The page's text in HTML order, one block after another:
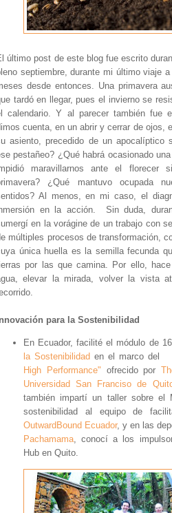
último post de este blog fue escrito
septiembre, durante mi último viaje
desde entonces. Una primavera
tardó en llegar, pues el invierno se
calendario. Y al parecer también fue
cuenta, en un abrir y cerrar de ojos,
asiento, precedido de un apocalíptico
pestañeo? ¿Qué habrá ocasionado
maravillarnos ante el florecer
¿Qué mantuvo ocupada
Al menos, en mi caso, el
en la acción. Sin duda,
en la vorágine de un trabajo con
múltiples procesos de transformación,
única huella es la semilla fecunda
por las que camina. Por ello,
elevar la mirada, volver la vista
para la Sostenibilidad
En Ecuador, facilité el módulo de
la Sostenibilidad en el marco del
High Performance" ofrecido por
Universidad San Franciso de
también impartí un taller sobre el
sostenibilidad al equipo de
OutwardBound Ecuador, y en las
Pachamama , conocí a los
Hub en Quito.